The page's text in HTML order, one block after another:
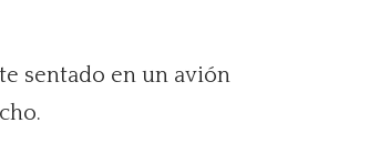
sentado en un avión